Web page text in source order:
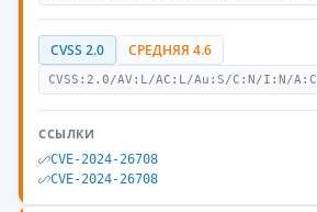
CVSS 2.0 СРЕДНЯЯ 4.6
CVSS:2.0/AV:L/AC:L/Au:S/C:N/I:N/A:C
ССЫЛКИ
CVE-2024-26708
CVE-2024-26708